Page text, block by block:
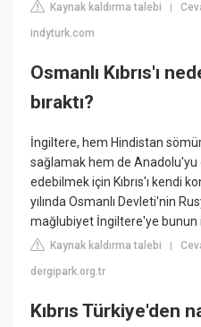
Kaynak kaldırma talebi |
indyturk.com
Osmanlı Kıbrıs'ı
bıraktı?
İngiltere, hem Hindistan
sağlamak hem de Anadolu'yu
edebilmek için Kıbrıs'ı kendi
yılında Osmanlı Devleti'nin
mağlubiyet İngiltere'ye bunun
Kaynak kaldırma talebi |
dergipark.org.tr
Kıbrıs Türkiye'den